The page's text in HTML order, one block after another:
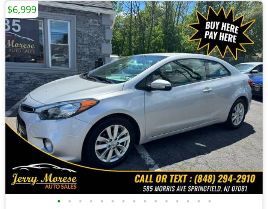
• • • • • • • • • • • • • • •
$6,999